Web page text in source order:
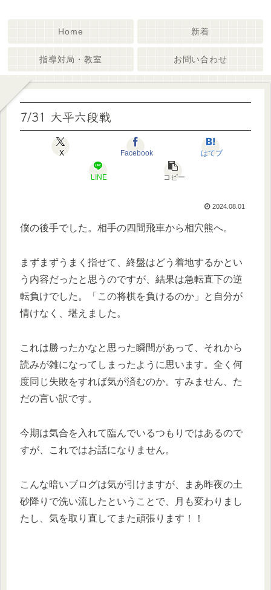
Home 新着
指導対局・教室 お問い合わせ
7/31 大平六段戦
X Facebook はてブ
LINE コピー
2024.08.01
僕の後手でした。相手の四間飛車から相穴熊へ。
まずまずうまく指せて、終盤はどう着地するかとい
う内容だったと思うのですが、結果は急転直下の逆
転負けでした。「この将棋を負けるのか」と自分が
情けなく、堪えました。
これは勝ったかなと思った瞬間があって、それから
読みが雑になってしまったように思います。全く何
度同じ失敗をすれば気が済むのか。すみません、た
だの言い訳です。
今期は気合を入れて臨んでいるつもりではあるので
すが、これではお話になりません。
こんな暗いブログは気が引けますが、まあ昨夜の土
砂降りで洗い流したということで、月も変わりまし
たし、気を取り直してまた頑張ります！！